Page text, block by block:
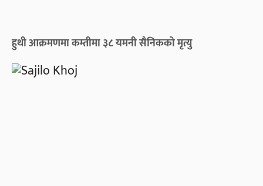
हुथी आक्रमणमा कम्तीमा ३८ यमनी सैनिकको मृत्यु